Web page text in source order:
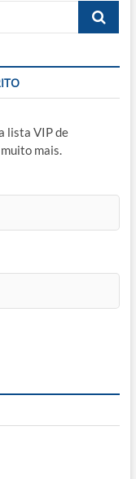
Busca
lista VIP de
mais.